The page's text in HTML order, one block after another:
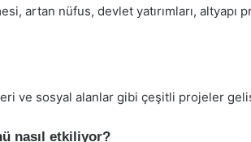
artan nüfus, devlet yatırımları, altyapı
ve sosyal alanlar gibi çeşitli projeler
nasıl etkiliyor?